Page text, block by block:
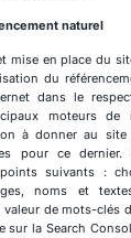
naturel
mise en place du
du
dans le
moteurs de
à donner au
pour ce
suivants :
noms et
de mots-clés
sur la Search